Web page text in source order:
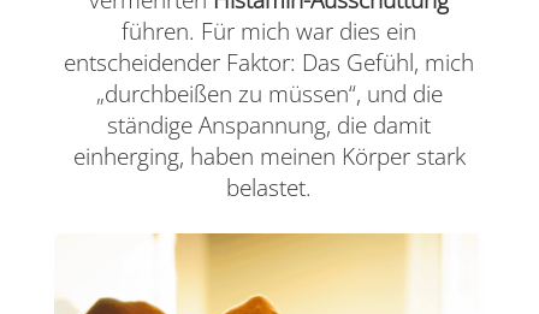
führen. Für mich war dies ein
entscheidender Faktor: Das Gefühl, mich
„durchbeißen zu müssen“, und die
ständige Anspannung, die damit
einherging, haben meinen Körper stark
belastet.